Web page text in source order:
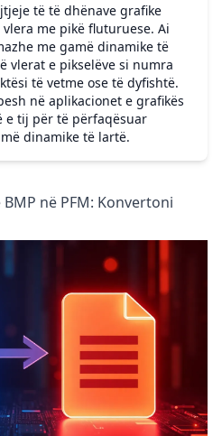
të të dhënave grafike
me pikë fluturuese. Ai
me gamë dinamike të
vlerat e pikselëve si numra
të vetme ose të dyfishtë.
në aplikacionet e grafikës
e tij për të përfaqësuar
dinamike të lartë.
në PFM: Konvertoni